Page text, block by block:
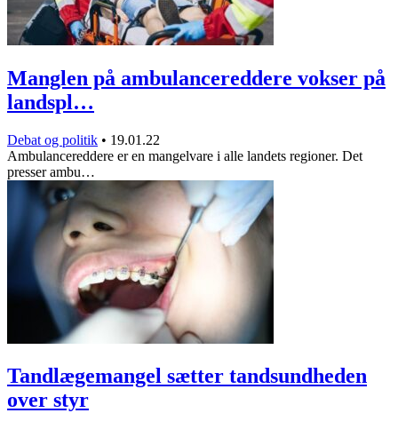
Manglen på ambulancereddere vokser på
landspl…
Debat og politik • 19.01.22
Ambulancereddere er en mangelvare i alle landets regioner. Det
presser ambu…
Tandlægemangel sætter tandsundheden
over styr